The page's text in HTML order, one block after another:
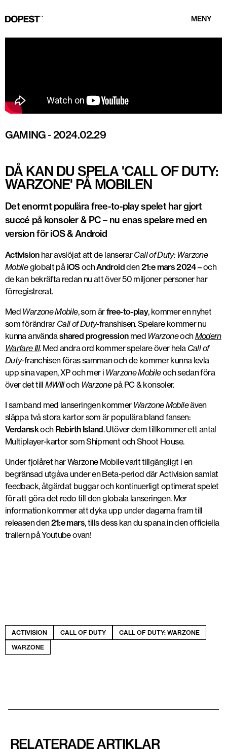
MENY
GAMING -2024.02.29
DÅ KAN DU SPELA 'CALL OF DUTY:
WARZONE' PÅ MOBILEN
Det enormt populära free-to-play spelet har gjort
succé på konsoler & PC – nu enas spelare med en
version för iOS & Android
Activisionhar avslöjat att de lanserarCall of Duty: Warzone
Mobileglobalt påiOSochAndroidden21:e mars 2024– och
de kan bekräfta redan nu att över 50 miljoner personer har
förregistrerat.
Med Warzone Mobile, som ärfree-to-play, kommer en nyhet
som förändrarCall of Duty-franshisen. Spelare kommer nu
kunna användashared progressionmed WarzoneochModern
Warfare III. Med andra ord kommer spelare över hela Call of
Duty-franchisen föras samman och de kommer kunna levla
upp sina vapen, XP och mer i Warzone Mobileoch sedan föra
över det tillMWIIIoch Warzonepå PC & konsoler.
I samband med lanseringen kommer Warzone Mobileäven
släppa två stora kartor som är populära bland fansen:
Verdanskoch Rebirth Island. Utöver dem tillkommer ett antal
Multiplayer-kartor som Shipment och Shoot House.
Under fjolåret har Warzone Mobile varit tillgängligt i en
begränsad utgåva under en Beta-period där Activision samlat
feedback, åtgärdat buggar och kontinuerligt optimerat spelet
för att göra det redo till den globala lanseringen. Mer
information kommer att dyka upp under dagarna fram till
releasen den21:e mars, tills dess kan du spana in den officiella
trailern på Youtube ovan!
ACTIVISION CALL OF DUTY
CALL OF DUTY: WARZONE
WARZONE
RELATERADE ARTIKLAR